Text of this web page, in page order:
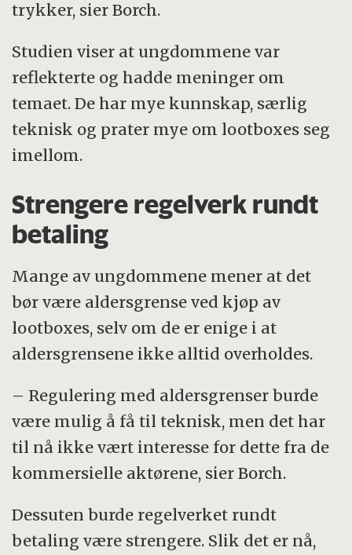
trykker, sier Borch.
Studien viser at ungdommene var
reflekterte og hadde meninger om
temaet. De har mye kunnskap, særlig
teknisk og prater mye om lootboxes seg
imellom.
Strengere regelverk rundt
betaling
Mange av ungdommene mener at det
bør være aldersgrense ved kjøp av
lootboxes, selv om de er enige i at
aldersgrensene ikke alltid overholdes.
– Regulering med aldersgrenser burde
være mulig å få til teknisk, men det har
til nå ikke vært interesse for dette fra de
kommersielle aktørene, sier Borch.
Dessuten burde regelverket rundt
betaling være strengere. Slik det er nå,